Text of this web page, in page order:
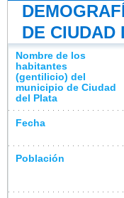
DE CIUDAD
Nombre de los
habitantes
(gentilicio) del
municipio de Ciudad
del Plata
Fecha
Población